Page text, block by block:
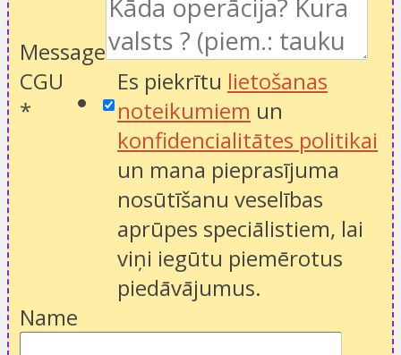
Message
CGU
*
Es piekrītu lietošanas
noteikumiem un
konfidencialitātes politikai
un mana pieprasījuma
nosūtīšanu veselības
aprūpes speciālistiem, lai
viņi iegūtu piemērotus
piedāvājumus.
Name